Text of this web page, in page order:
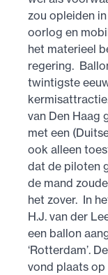
zou opleiden
oorlog en
het materieel
regering.
twintigste
van Den Haag
met een
ook alleen
dat de piloten
de mand
het zover. In
H.J. van der
een ballon
‘Rotterdam’.
vond plaats op